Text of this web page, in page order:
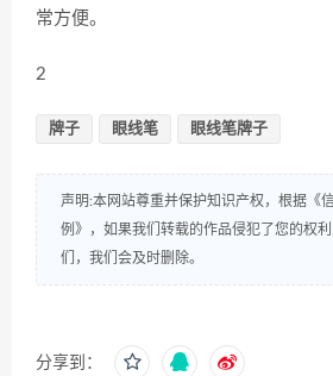
常方便。
2
牌子 眼线笔 眼线笔牌子
声明:本网站尊重并保护知识产权，根据《
例》，如果我们转载的作品侵犯了您的权
们，我们会及时删除。
分享到：